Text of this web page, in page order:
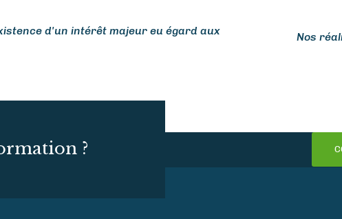
d'un intérêt majeur eu égard aux
Nos
?